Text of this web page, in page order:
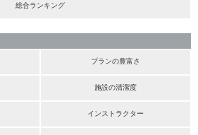
総合ランキング
プランの豊富さ
施設の清潔度
インストラクター